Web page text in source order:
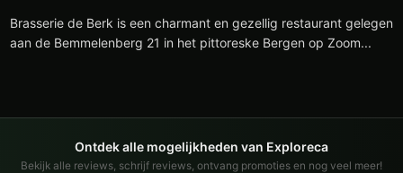
Brasserie de Berk is een charmant en gezellig restaurant gelegen
aan de Bemmelenberg 21 in het pittoreske Bergen op Zoom...
Ontdek alle mogelijkheden van Exploreca
Bekijk alle reviews, schrijf reviews, ontvang promoties en nog veel meer!